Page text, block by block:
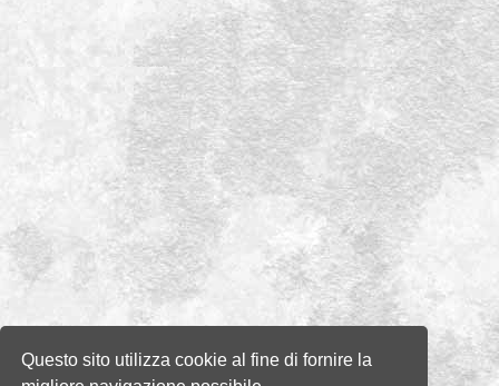
Questo sito utilizza cookie al fine di fornire la